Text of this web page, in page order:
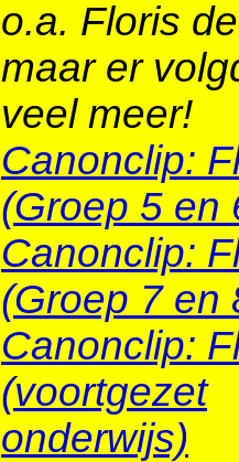
o.a. Floris
maar er
veel meer!
Canonclip:
(Groep 5 en
Canonclip:
(Groep 7 en
Canonclip:
(voortgezet
onderwijs)